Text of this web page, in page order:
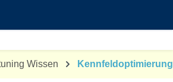
Wissen Kennfeldoptimierung